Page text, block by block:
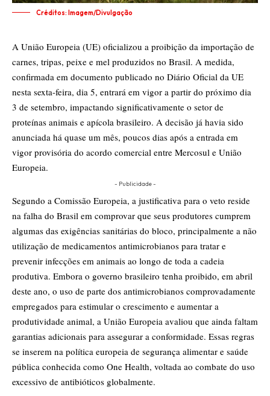
Créditos: Imagem/Divulgação
A União Europeia (UE) oficializou a proibição da importação de
carnes, tripas, peixe e mel produzidos no Brasil. A medida,
confirmada em documento publicado no Diário Oficial da UE
nesta sexta-feira, dia 5, entrará em vigor a partir do próximo dia
3 de setembro, impactando significativamente o setor de
proteínas animais e apícola brasileiro. A decisão já havia sido
anunciada há quase um mês, poucos dias após a entrada em
vigor provisória do acordo comercial entre Mercosul e União
Europeia.
- Publicidade -
Segundo a Comissão Europeia, a justificativa para o veto reside
na falha do Brasil em comprovar que seus produtores cumprem
algumas das exigências sanitárias do bloco, principalmente a não
utilização de medicamentos antimicrobianos para tratar e
prevenir infecções em animais ao longo de toda a cadeia
produtiva. Embora o governo brasileiro tenha proibido, em abril
deste ano, o uso de parte dos antimicrobianos comprovadamente
empregados para estimular o crescimento e aumentar a
produtividade animal, a União Europeia avaliou que ainda faltam
garantias adicionais para assegurar a conformidade. Essas regras
se inserem na política europeia de segurança alimentar e saúde
pública conhecida como One Health, voltada ao combate do uso
excessivo de antibióticos globalmente.